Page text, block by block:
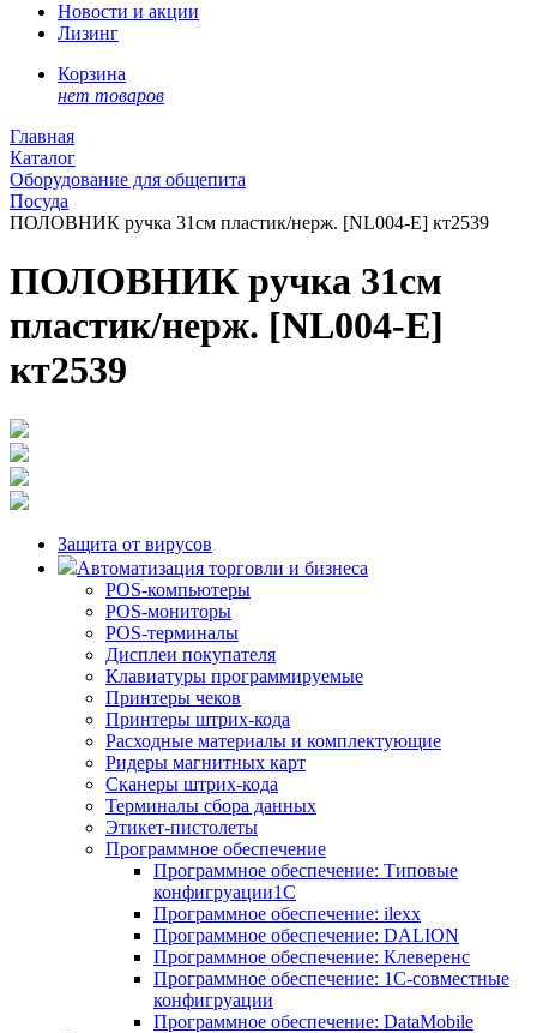
Новости и акции
Лизинг
Корзина
нет товаров
Главная
Каталог
Оборудование для общепита
Посуда
ПОЛОВНИК ручка 31см пластик/нерж. [NL004-E] кт2539
ПОЛОВНИК ручка 31см
пластик/нерж. [NL004-E]
кт2539
Защита от вирусов
Автоматизация торговли и бизнеса
POS-компьютеры
POS-мониторы
POS-терминалы
Дисплеи покупателя
Клавиатуры программируемые
Принтеры чеков
Принтеры штрих-кода
Расходные материалы и комплектующие
Ридеры магнитных карт
Сканеры штрих-кода
Терминалы сбора данных
Этикет-пистолеты
Программное обеспечение
Программное обеспечение: Типовые
конфигруации1С
Программное обеспечение: ilexx
Программное обеспечение: DALION
Программное обеспечение: Клеверенс
Программное обеспечение: 1С-совместные
конфигруации
Программное обеспечение: DataMobile